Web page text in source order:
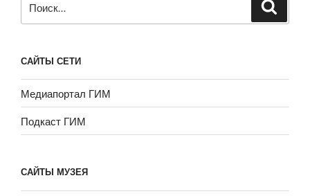
САЙТЫ СЕТИ
Медиапортал ГИМ
Подкаст ГИМ
САЙТЫ МУЗЕЯ